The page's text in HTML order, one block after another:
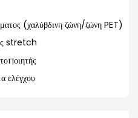
(χαλύβδινη ζώνη/ζώνη PET)
stretch
ελέγχου